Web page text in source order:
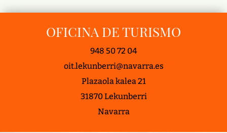
OFICINA DE TURISMO
948 50 72 04
oit.lekunberri@navarra.es
Plazaola kalea 21
31870 Lekunberri
Navarra